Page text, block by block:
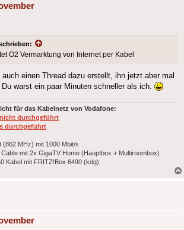
O2 Vermarktung von Internet per Kabel
einen Thread dazu erstellt, ihn jetzt aber mal
warst ein paar Minuten schneller als ich.
für das Kabelnetz von Vodafone:
durchgeführt
durchgeführt
(862 MHz) mit 1000 Mbit/s
mit 2x GigaTV Home (Hauptbox + Multiroombox)
Kabel mit FRITZ!Box 6490 (kdg)